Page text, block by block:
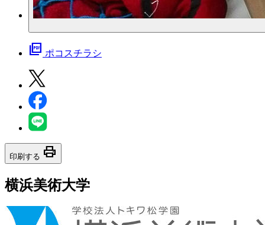
picture_as_pdf ポコスチラシ
印刷する print
横浜美術大学